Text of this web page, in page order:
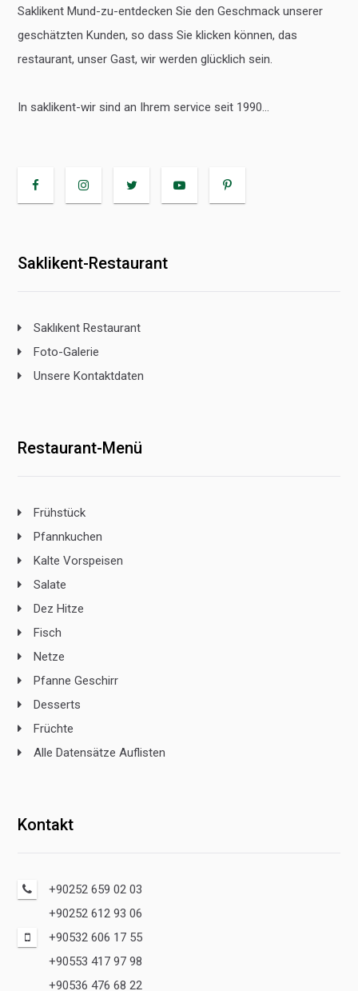
Saklikent Mund-zu-entdecken Sie den Geschmack unserer
geschätzten Kunden, so dass Sie klicken können, das
restaurant, unser Gast, wir werden glücklich sein.
In saklikent-wir sind an Ihrem service seit 1990...
Saklikent-Restaurant
Saklıkent Restaurant
Foto-Galerie
Unsere Kontaktdaten
Restaurant-Menü
Frühstück
Pfannkuchen
Kalte Vorspeisen
Salate
Dez Hitze
Fisch
Netze
Pfanne Geschirr
Desserts
Früchte
Alle Datensätze Auflisten
Kontakt
+90252 659 02 03
+90252 612 93 06
+90532 606 17 55
+90553 417 97 98
+90536 476 68 22